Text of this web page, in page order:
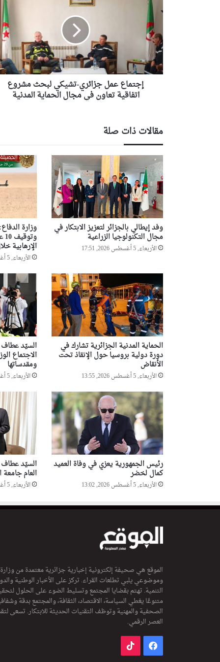
جزائري-
تشيكي
لبحث
مشروع
اتفاقية
تعاون في
مجال
إجتماع عمل جزائري-تشيكي لبحث مشروع
اتفاقية تعاون في مجال الحماية المدنية
مقالات ذات صلة
وفد إيطالي بالجزائر لتعزيز الابتكار في
مجال التكنولوجيا الزراعية
الأربعاء, 5 أغسطس 2026, 17:51
وزارة
الإرهابية
الأربعاء, 5 أغسطس 2026, 17:08
الحماية المدنية الجزائرية تشارك في
دورة دولية بروسيا حول الإنقاذ تحت
الأنقاض
الأربعاء, 5 أغسطس 2026, 13:55
السيّد
الاجتماع
ومقدساتها
الأربعاء, 5 أغسطس 2026, 13:46
رئيس الجمهورية يعزي في وفاة العميد
كمال لخضر
الأربعاء, 5 أغسطس 2026, 13:02
السيّد
العام جامعة
الأربعاء, 5 أغسطس 2026, 12:57
الموقع هي صحيفة إلكترونية إخبارية جزائرية معتمدة من
وموضوعي يلبي تطلعات القراء. تركز على الأخبار الوطنية
التنمية. تهتم بقضايا المجتمع وتسليط الضوء على الحلول
متنوعًا يغطي السياسة، الاقتصاد، الثقافة، والمجتمع بدقة
الصحفية والمهنية وتوظف التقنيات الحديثة للابتكار. تسعى
العصر الرقمي.
فيسبوك‫TikTok